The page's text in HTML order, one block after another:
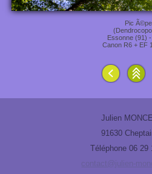
Pic
Essonne (91) -
Canon R6 + EF
Julien
91630
Téléphone 06 29
contact@julien-